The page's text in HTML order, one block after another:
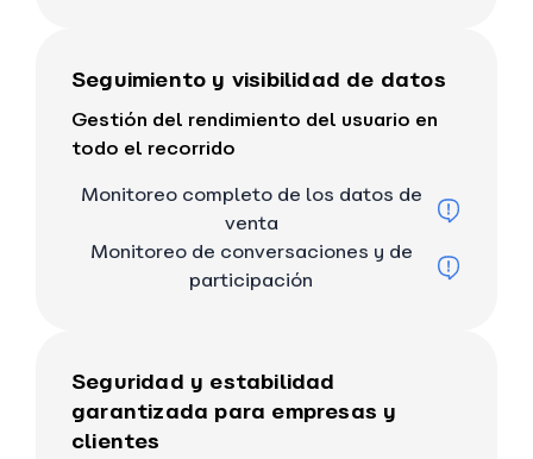
Seguimiento y visibilidad de datos
Gestión del rendimiento del usuario en
todo el recorrido
Monitoreo completo de los datos de
venta
Monitoreo de conversaciones y de
participación
Seguridad y estabilidad
garantizada para empresas y
clientes